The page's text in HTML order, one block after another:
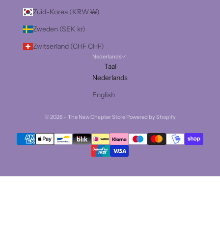
Zuid-Korea (KRW ₩)
Zweden (SEK kr)
Zwitserland (CHF CHF)
Nederlands
Taal
Nederlands
English
© 2026 - The New Chapter Store Powered by Shopify